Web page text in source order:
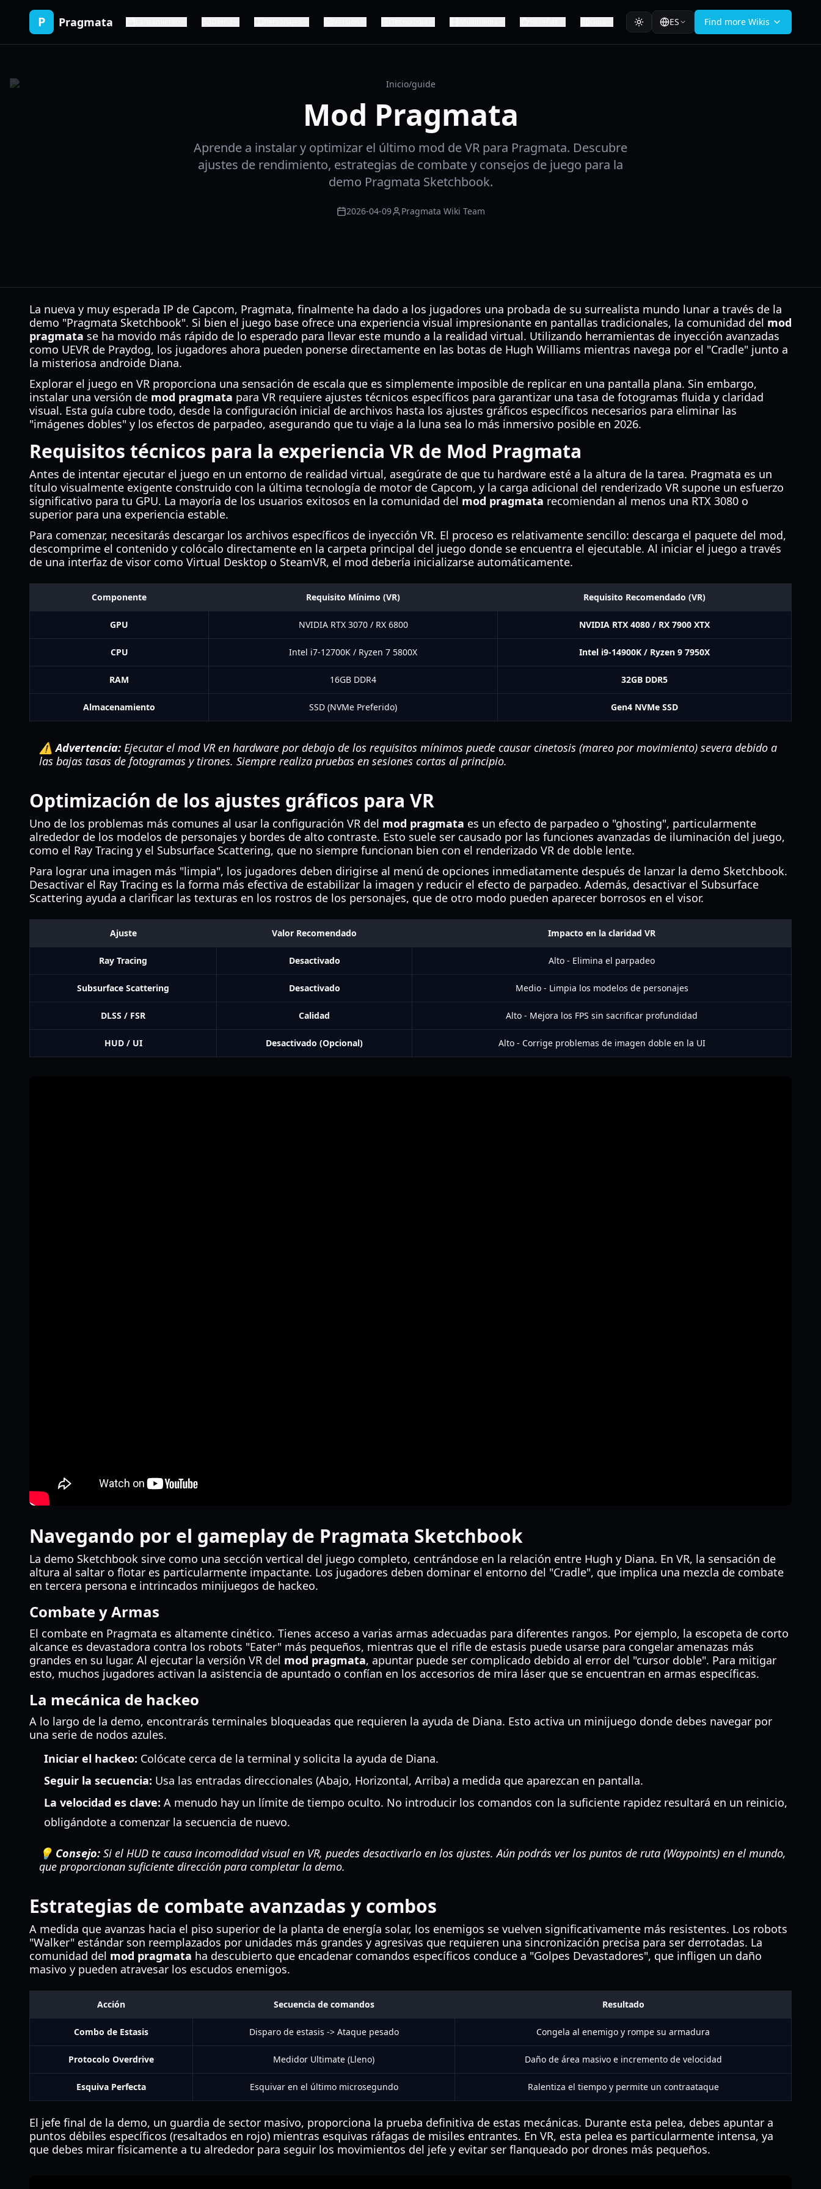
P Pragmata ES Find more Wikis
Inicio/guide
Mod Pragmata
Aprende a instalar y optimizar el último mod de VR para Pragmata. Descubre
ajustes de rendimiento, estrategias de combate y consejos de juego para la
demo Pragmata Sketchbook.
2026-04-09 Pragmata Wiki Team
La nueva y muy esperada IP de Capcom, Pragmata, finalmente ha dado a los jugadores una probada de su surrealista mundo lunar a través de la
demo "Pragmata Sketchbook". Si bien el juego base ofrece una experiencia visual impresionante en pantallas tradicionales, la comunidad del mod
pragmata se ha movido más rápido de lo esperado para llevar este mundo a la realidad virtual. Utilizando herramientas de inyección avanzadas
como UEVR de Praydog, los jugadores ahora pueden ponerse directamente en las botas de Hugh Williams mientras navega por el "Cradle" junto a
la misteriosa androide Diana.
Explorar el juego en VR proporciona una sensación de escala que es simplemente imposible de replicar en una pantalla plana. Sin embargo,
instalar una versión de mod pragmata para VR requiere ajustes técnicos específicos para garantizar una tasa de fotogramas fluida y claridad
visual. Esta guía cubre todo, desde la configuración inicial de archivos hasta los ajustes gráficos específicos necesarios para eliminar las
"imágenes dobles" y los efectos de parpadeo, asegurando que tu viaje a la luna sea lo más inmersivo posible en 2026.
Requisitos técnicos para la experiencia VR de Mod Pragmata
Antes de intentar ejecutar el juego en un entorno de realidad virtual, asegúrate de que tu hardware esté a la altura de la tarea. Pragmata es un
título visualmente exigente construido con la última tecnología de motor de Capcom, y la carga adicional del renderizado VR supone un esfuerzo
significativo para tu GPU. La mayoría de los usuarios exitosos en la comunidad del mod pragmata recomiendan al menos una RTX 3080 o
superior para una experiencia estable.
Para comenzar, necesitarás descargar los archivos específicos de inyección VR. El proceso es relativamente sencillo: descarga el paquete del mod,
descomprime el contenido y colócalo directamente en la carpeta principal del juego donde se encuentra el ejecutable. Al iniciar el juego a través
de una interfaz de visor como Virtual Desktop o SteamVR, el mod debería inicializarse automáticamente.
Componente Requisito Mínimo (VR) Requisito Recomendado (VR)
GPU NVIDIA RTX 3070 / RX 6800 NVIDIA RTX 4080 / RX 7900 XTX
CPU Intel i7-12700K / Ryzen 7 5800X Intel i9-14900K / Ryzen 9 7950X
RAM 16GB DDR4 32GB DDR5
Almacenamiento SSD (NVMe Preferido) Gen4 NVMe SSD
⚠️ Advertencia: Ejecutar el mod VR en hardware por debajo de los requisitos mínimos puede causar cinetosis (mareo por movimiento) severa debido a
las bajas tasas de fotogramas y tirones. Siempre realiza pruebas en sesiones cortas al principio.
Optimización de los ajustes gráficos para VR
Uno de los problemas más comunes al usar la configuración VR del mod pragmata es un efecto de parpadeo o "ghosting", particularmente
alrededor de los modelos de personajes y bordes de alto contraste. Esto suele ser causado por las funciones avanzadas de iluminación del juego,
como el Ray Tracing y el Subsurface Scattering, que no siempre funcionan bien con el renderizado VR de doble lente.
Para lograr una imagen más "limpia", los jugadores deben dirigirse al menú de opciones inmediatamente después de lanzar la demo Sketchbook.
Desactivar el Ray Tracing es la forma más efectiva de estabilizar la imagen y reducir el efecto de parpadeo. Además, desactivar el Subsurface
Scattering ayuda a clarificar las texturas en los rostros de los personajes, que de otro modo pueden aparecer borrosos en el visor.
Ajuste Valor Recomendado Impacto en la claridad VR
Ray Tracing Desactivado Alto - Elimina el parpadeo
Subsurface Scattering Desactivado Medio - Limpia los modelos de personajes
DLSS / FSR Calidad Alto - Mejora los FPS sin sacrificar profundidad
HUD / UI Desactivado (Opcional) Alto - Corrige problemas de imagen doble en la UI
Navegando por el gameplay de Pragmata Sketchbook
La demo Sketchbook sirve como una sección vertical del juego completo, centrándose en la relación entre Hugh y Diana. En VR, la sensación de
altura al saltar o flotar es particularmente impactante. Los jugadores deben dominar el entorno del "Cradle", que implica una mezcla de combate
en tercera persona e intrincados minijuegos de hackeo.
Combate y Armas
El combate en Pragmata es altamente cinético. Tienes acceso a varias armas adecuadas para diferentes rangos. Por ejemplo, la escopeta de corto
alcance es devastadora contra los robots "Eater" más pequeños, mientras que el rifle de estasis puede usarse para congelar amenazas más
grandes en su lugar. Al ejecutar la versión VR del mod pragmata, apuntar puede ser complicado debido al error del "cursor doble". Para mitigar
esto, muchos jugadores activan la asistencia de apuntado o confían en los accesorios de mira láser que se encuentran en armas específicas.
La mecánica de hackeo
A lo largo de la demo, encontrarás terminales bloqueadas que requieren la ayuda de Diana. Esto activa un minijuego donde debes navegar por
una serie de nodos azules.
Iniciar el hackeo: Colócate cerca de la terminal y solicita la ayuda de Diana.
Seguir la secuencia: Usa las entradas direccionales (Abajo, Horizontal, Arriba) a medida que aparezcan en pantalla.
La velocidad es clave: A menudo hay un límite de tiempo oculto. No introducir los comandos con la suficiente rapidez resultará en un reinicio,
obligándote a comenzar la secuencia de nuevo.
💡 Consejo: Si el HUD te causa incomodidad visual en VR, puedes desactivarlo en los ajustes. Aún podrás ver los puntos de ruta (Waypoints) en el mundo,
que proporcionan suficiente dirección para completar la demo.
Estrategias de combate avanzadas y combos
A medida que avanzas hacia el piso superior de la planta de energía solar, los enemigos se vuelven significativamente más resistentes. Los robots
"Walker" estándar son reemplazados por unidades más grandes y agresivas que requieren una sincronización precisa para ser derrotadas. La
comunidad del mod pragmata ha descubierto que encadenar comandos específicos conduce a "Golpes Devastadores", que infligen un daño
masivo y pueden atravesar los escudos enemigos.
Acción Secuencia de comandos Resultado
Combo de Estasis Disparo de estasis -> Ataque pesado Congela al enemigo y rompe su armadura
Protocolo Overdrive Medidor Ultimate (Lleno) Daño de área masivo e incremento de velocidad
Esquiva Perfecta Esquivar en el último microsegundo Ralentiza el tiempo y permite un contraataque
El jefe final de la demo, un guardia de sector masivo, proporciona la prueba definitiva de estas mecánicas. Durante esta pelea, debes apuntar a
puntos débiles específicos (resaltados en rojo) mientras esquivas ráfagas de misiles entrantes. En VR, esta pelea es particularmente intensa, ya
que debes mirar físicamente a tu alrededor para seguir los movimientos del jefe y evitar ser flanqueado por drones más pequeños.